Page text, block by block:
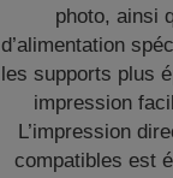
photo, ainsi
d’alimentation
les supports plus
impression
L’impression
compatibles est